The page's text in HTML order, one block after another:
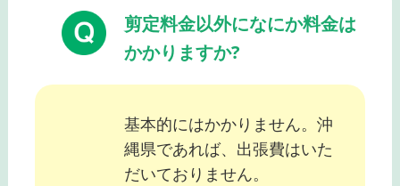
剪定料金以外になにか料金は
かかりますか?
基本的にはかかりません。沖
縄県であれば、出張費はいた
だいておりません。